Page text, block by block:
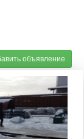
объявление